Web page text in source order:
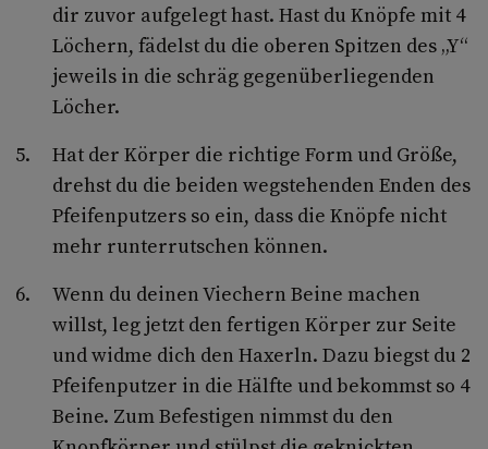
dir zuvor aufgelegt hast. Hast du Knöpfe mit 4
Löchern, fädelst du die oberen Spitzen des „Y“
jeweils in die schräg gegenüberliegenden
Löcher.
Hat der Körper die richtige Form und Größe,
drehst du die beiden wegstehenden Enden des
Pfeifenputzers so ein, dass die Knöpfe nicht
mehr runterrutschen können.
Wenn du deinen Viechern Beine machen
willst, leg jetzt den fertigen Körper zur Seite
und widme dich den Haxerln. Dazu biegst du 2
Pfeifenputzer in die Hälfte und bekommst so 4
Beine. Zum Befestigen nimmst du den